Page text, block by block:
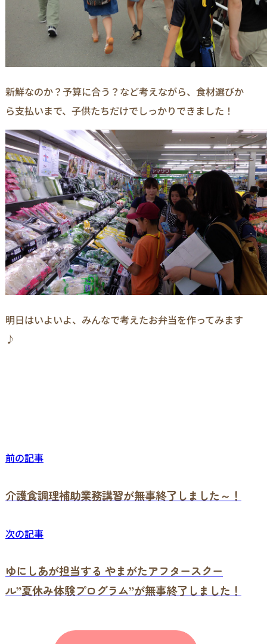
新鮮なのか？予算に合う？など考えながら、食材選びか
ら支払いまで、子供たちだけでしっかりできました！
明日はいよいよ、みんなで考えたお弁当を作ってみます
♪
前の記事
介護食調理補助業務講習が無事終了しました～！
次の記事
ゆにしあが担当する やまがたアフタースクー
ル”夏休み体験プログラム”が無事終了しました！